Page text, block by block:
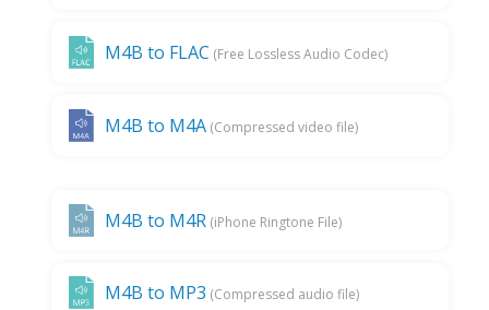
M4B to FLAC (Free Lossless Audio Codec)
M4B to M4A (Compressed video file)
M4B to M4R (iPhone Ringtone File)
M4B to MP3 (Compressed audio file)